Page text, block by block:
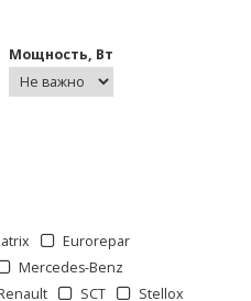
Мощность, Вт
Eurorepar
Mercedes-Benz
SCT
Stellox